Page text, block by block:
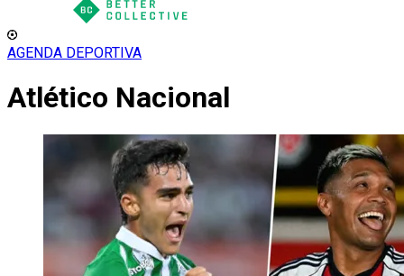
AGENDA DEPORTIVA
Atlético Nacional